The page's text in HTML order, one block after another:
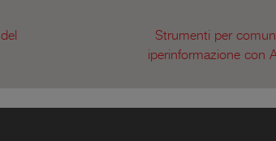
Strumenti per
iperinformazione con